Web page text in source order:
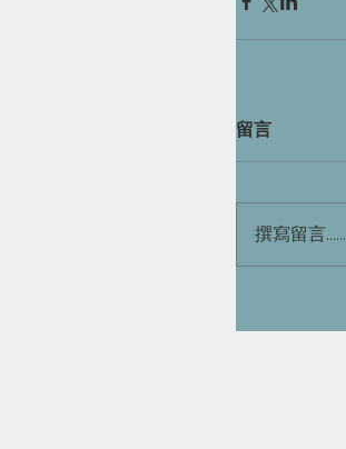
留言
撰寫留言......